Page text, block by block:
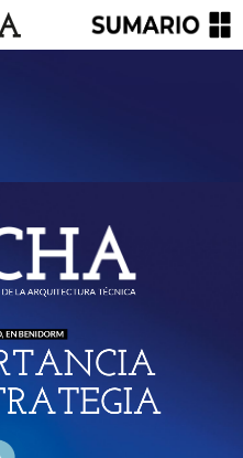
EN BENIDORM
DE LA ARQUITECTURA TÉCNICA